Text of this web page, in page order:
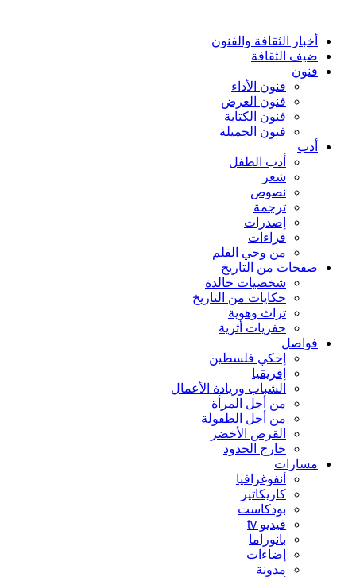
أخبار الثقافة والفنون
ضيف الثقافة
فنون
فنون الأداء
فنون العرض
فنون الكتابة
فنون الجميلة
أدب
أدب الطفل
شعر
نصوص
ترجمة
إصدرات
قراءات
من وحي القلم
صفحات من التاريخ
شخصيات خالدة
حكايات من التاريخ
تراث وهوية
حفريات أثرية
فواصل
إحكي فلسطين
إفريقيا
الشباب وريادة الأعمال
من أجل المرأة
من أجل الطفولة
القرص الأخضر
خارج الحدود
مسارات
أنفوغرافيا
كاريكاتير
بودكاست
فيديو tv
بانوراما
إضاءات
مدونة